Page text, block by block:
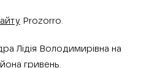
Prozorro.
Лідія Володимирівна на
гривень.